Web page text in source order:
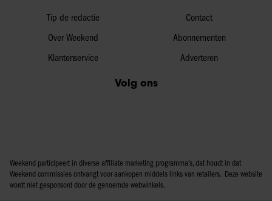
Tip de redactie
Over Weekend
Klantenservice
Contact
Abonnementen
Adverteren
Volg ons
Weekend participeert in diverse affiliate marketing programma’s, dat houdt in dat
Weekend commissies ontvangt voor aankopen middels links van retailers. Deze website
wordt niet gesponsord door de genoemde webwinkels.